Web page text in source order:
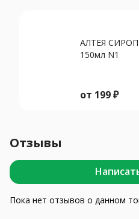
АЛТЕЯ СИРОП
150мл N1
от 199₽
Отзывы
Пока нет отзывов о данном